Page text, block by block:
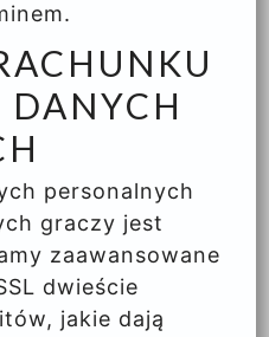
personalnych
graczy jest
zaawansowane
dwieście
jakie dają